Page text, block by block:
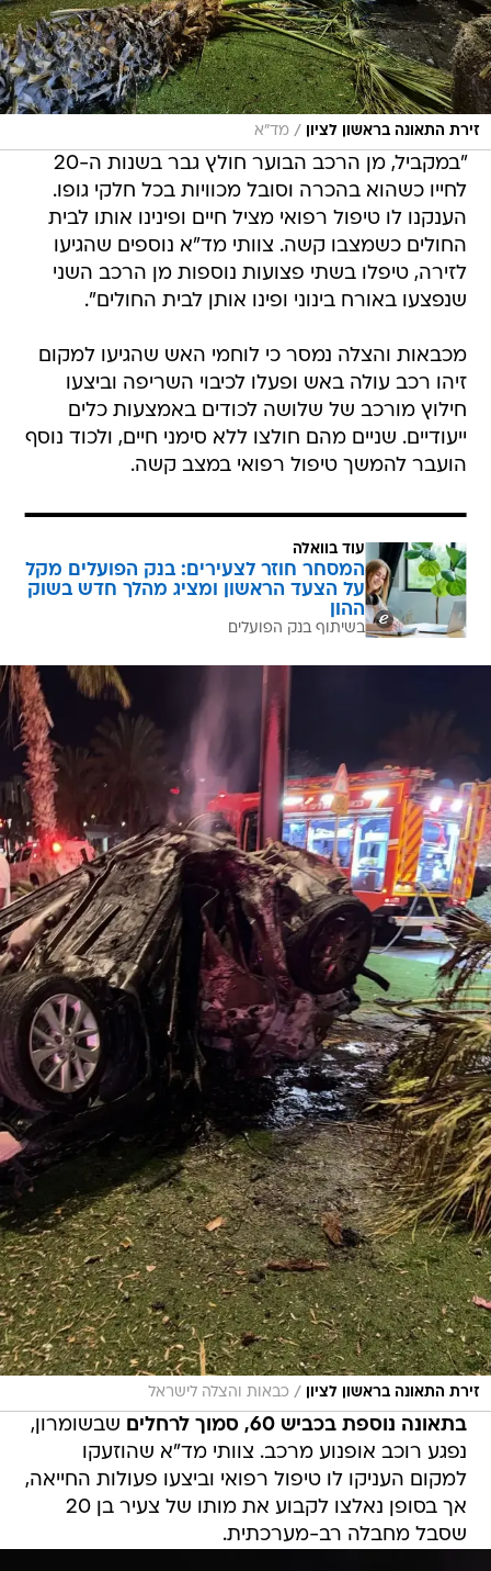
זירת התאונה בראשון לציון / מד"א
"במקביל, מן הרכב הבוער חולץ גבר בשנות ה-20
לחייו כשהוא בהכרה וסובל מכוויות בכל חלקי גופו.
הענקנו לו טיפול רפואי מציל חיים ופינינו אותו לבית
החולים כשמצבו קשה. צוותי מד"א נוספים שהגיעו
לזירה, טיפלו בשתי פצועות נוספות מן הרכב השני
שנפצעו באורח בינוני ופינו אותן לבית החולים".
מכבאות והצלה נמסר כי לוחמי האש שהגיעו למקום
זיהו רכב עולה באש ופעלו לכיבוי השריפה וביצעו
חילוץ מורכב של שלושה לכודים באמצעות כלים
ייעודיים. שניים מהם חולצו ללא סימני חיים, ולכוד נוסף
הועבר להמשך טיפול רפואי במצב קשה.
עוד בוואלה
המסחר חוזר לצעירים: בנק הפועלים מקל
על הצעד הראשון ומציג מהלך חדש בשוק
ההון
בשיתוף בנק הפועלים
זירת התאונה בראשון לציון / כבאות והצלה לישראל
בתאונה נוספת בכביש 60, סמוך לרחלים
שבשומרון,
נפגע רוכב אופנוע מרכב. צוותי מד"א שהוזעקו
למקום העניקו לו טיפול רפואי וביצעו פעולות החייאה,
אך בסופן נאלצו לקבוע את מותו של צעיר בן 20
שסבל מחבלה רב-מערכתית.